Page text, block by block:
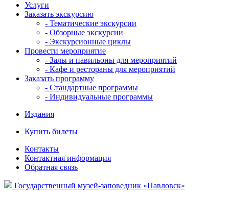
Услуги
Заказать экскурсию
- Тематические экскурсии
- Обзорные экскурсии
- Экскурсионные циклы
Провести мероприятие
- Залы и павильоны для мероприятий
- Кафе и рестораны для мероприятий
Заказать программу
- Стандартные программы
- Индивидуальные программы
Издания
Купить билеты
Контакты
Контактная информация
Обратная связь
Государственный музей-заповедник «Павловск»